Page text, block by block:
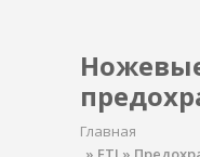
Главная